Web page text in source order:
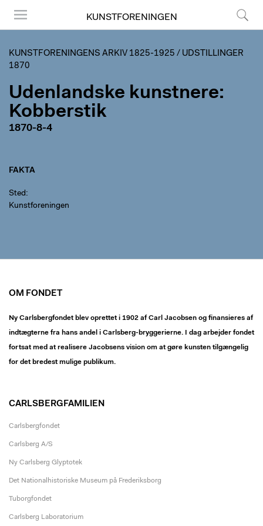
KUNSTFORENINGEN
KUNSTFORENINGENS ARKIV 1825-1925 / UDSTILLINGER
1870
Udenlandske kunstnere:
Kobberstik
1870-8-4
FAKTA
Sted
Kunstforeningen
OM FONDET
Ny Carlsbergfondet blev oprettet i 1902 af Carl Jacobsen og finansieres af
indtægterne fra hans andel i Carlsberg-bryggerierne. I dag arbejder fondet
fortsat med at realisere Jacobsens vision om at gøre kunsten tilgængelig
for det bredest mulige publikum.
CARLSBERGFAMILIEN
Carlsbergfondet
Carlsberg A/S
Ny Carlsberg Glyptotek
Det Nationalhistoriske Museum på Frederiksborg
Tuborgfondet
Carlsberg Laboratorium